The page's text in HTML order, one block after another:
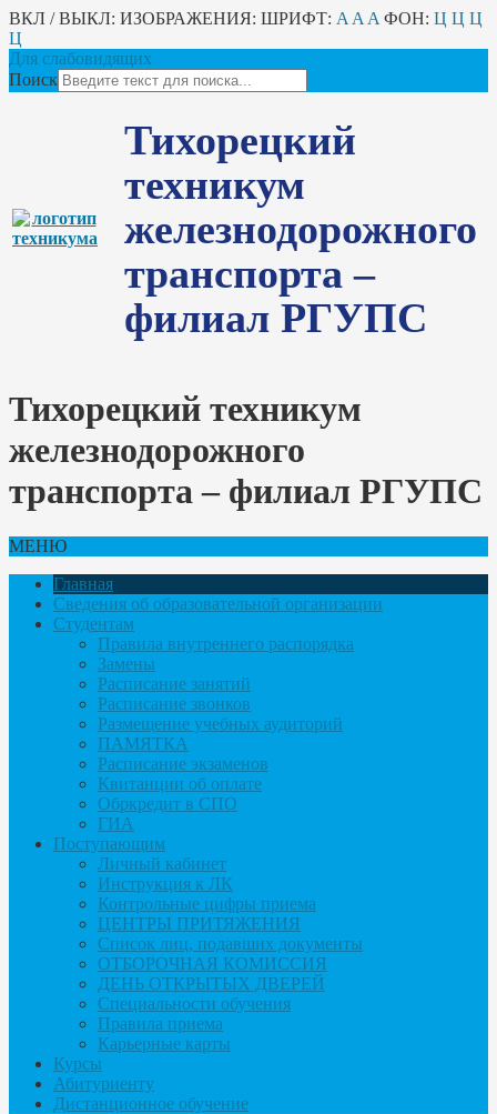
ВКЛ / ВЫКЛ: ИЗОБРАЖЕНИЯ: ШРИФТ: A A A ФОН: Ц Ц Ц
Ц
Для слабовидящих
Поиск
Тихорецкий
техникум
железнодорожного
транспорта –
филиал РГУПС
Тихорецкий техникум
железнодорожного
транспорта – филиал РГУПС
МЕНЮ
Главная
Сведения об образовательной организации
Студентам
Правила внутреннего распорядка
Замены
Расписание занятий
Расписание звонков
Размещение учебных аудиторий
ПАМЯТКА
Расписание экзаменов
Квитанции об оплате
Обркредит в СПО
ГИА
Поступающим
Личный кабинет
Инструкция к ЛК
Контрольные цифры приема
ЦЕНТРЫ ПРИТЯЖЕНИЯ
Список лиц, подавших документы
ОТБОРОЧНАЯ КОМИССИЯ
ДЕНЬ ОТКРЫТЫХ ДВЕРЕЙ
Специальности обучения
Правила приема
Карьерные карты
Курсы
Абитуриенту
Дистанционное обучение